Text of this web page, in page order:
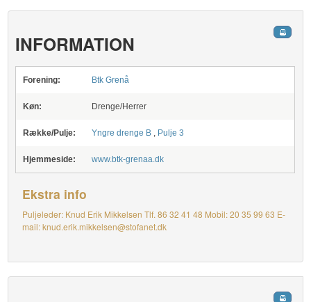
INFORMATION
Forening: Btk Grenå
Køn: Drenge/Herrer
Række/Pulje: Yngre drenge B , Pulje 3
Hjemmeside: www.btk-grenaa.dk
Ekstra info
Puljeleder: Knud Erik Mikkelsen Tlf. 86 32 41 48 Mobil: 20 35 99 63 E-
mail: knud.erik.mikkelsen@stofanet.dk